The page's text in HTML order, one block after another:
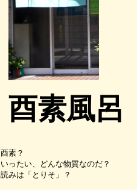
酉素風呂
酉素？
いったい、どんな物質なのだ？
読みは「とりそ」？